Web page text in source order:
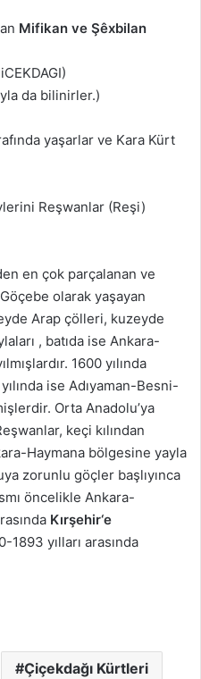
Mifikan ve Şêxbilan
da bilinirler.)
yaşarlar ve Kara Kürt
Reşwanlar (Reşi)
en çok parçalanan ve
olarak yaşayan
Arap çölleri, kuzeyde
, batıda ise Ankara-
1600 yılında
ise Adıyaman-Besni-
Orta Anadolu’ya
keçi kılından
Haymana bölgesine yayla
zorunlu göçler başlıyınca
öncelikle Ankara-
Kırşehir‘e
yılları arasında
Çiçekdağı Kürtleri